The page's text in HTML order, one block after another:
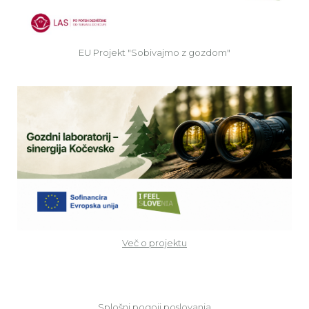
EU Projekt "Sobivajmo z gozdom"
Več o projektu
Splošni pogoji poslovanja